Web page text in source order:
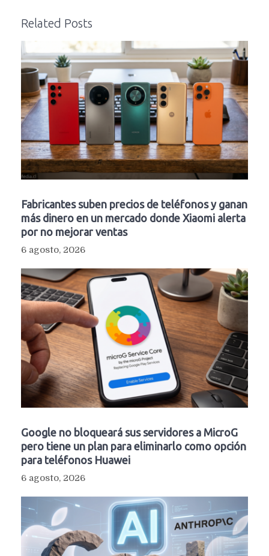
Related Posts
Fabricantes suben precios de teléfonos y ganan
más dinero en un mercado donde Xiaomi alerta
por no mejorar ventas
6 agosto, 2026
Google no bloqueará sus servidores a MicroG
pero tiene un plan para eliminarlo como opción
para teléfonos Huawei
6 agosto, 2026